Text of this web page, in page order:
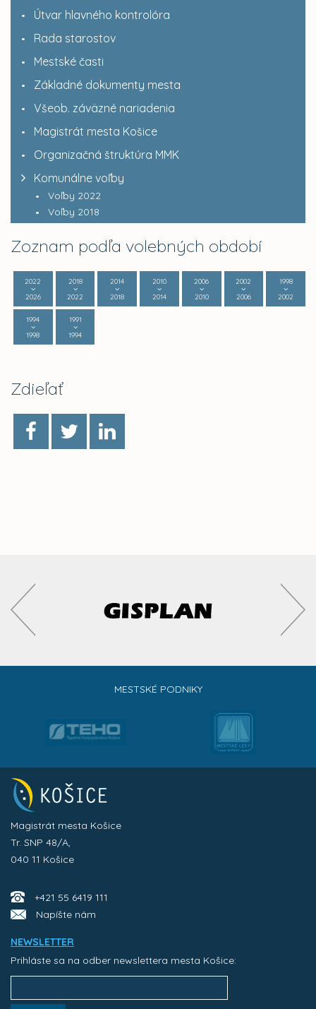
Útvar hlavného kontrolóra
Rada starostov
Mestské časti
Základné dokumenty mesta
Všeob. záväzné nariadenia
Magistrát mesta Košice
Organizačná štruktúra MMK
Komunálne voľby
Voľby 2022
Voľby 2018
Zoznam podľa volebných období
2022
2026
2018
2022
2014
2018
2010
2014
2006
2010
2002
2006
1998
2002
1994
1998
1991
1994
Zdieľať
MESTSKÉ PODNIKY
Magistrát mesta Košice
Tr. SNP 48/A,
040 11 Košice
+421 55 6419 111
Napíšte nám
NEWSLETTER
Prihláste sa na odber newslettera mesta Košice: